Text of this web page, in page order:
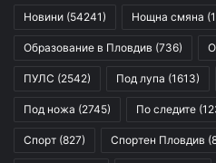
Новини (54241) Нощна смяна
Образование в Пловдив (736)
ПУЛС (2542) Под лупа (1613)
Под ножа (2745) По следите
Спорт (827) Спортен Пловдив